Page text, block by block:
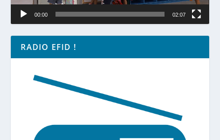
00:00 02:07
RADIO EFID !